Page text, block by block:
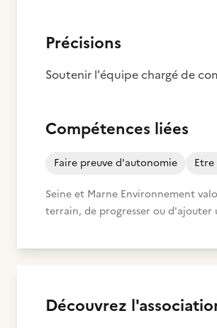
Précisions
Soutenir l'équipe chargé de
Compétences liées
Faire preuve d'autonomie
Seine et Marne Environnement
terrain, de progresser ou d'ajouter
Découvrez